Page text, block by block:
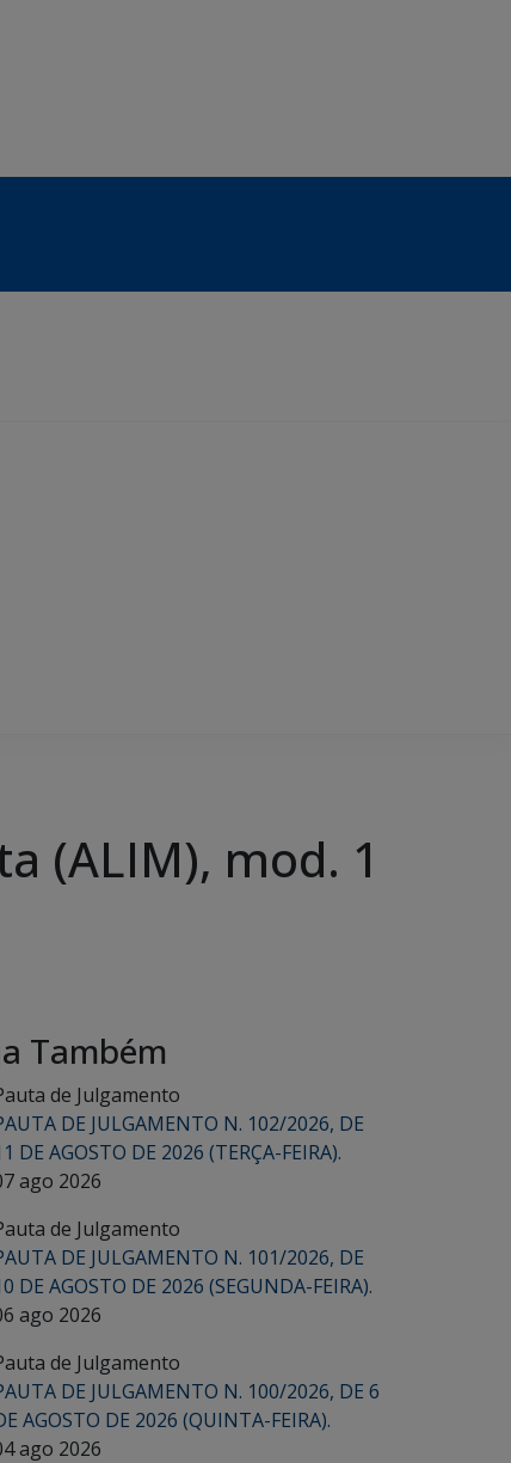
(ALIM), mod. 1
Também
de Julgamento
DE JULGAMENTO N. 102/2026, DE
DE AGOSTO DE 2026 (TERÇA-FEIRA).
ago 2026
de Julgamento
DE JULGAMENTO N. 101/2026, DE
DE AGOSTO DE 2026 (SEGUNDA-FEIRA).
ago 2026
de Julgamento
DE JULGAMENTO N. 100/2026, DE 6
AGOSTO DE 2026 (QUINTA-FEIRA).
ago 2026